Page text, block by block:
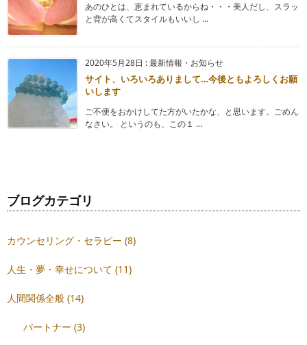
あのひとは、恵まれているからね・・・美人だし、スラッ
と背が高くてスタイルもいいし ...
2020年5月28日 :最新情報・お知らせ
サイト、いろいろありまして…今後ともよろしくお願
いします
ご不便をおかけしてた方がいたかな、と思います。ごめん
なさい。 というのも、この１ ...
ブログカテゴリ
カウンセリング・セラピー (8)
人生・夢・幸せについて (11)
人間関係全般 (14)
パートナー(3)